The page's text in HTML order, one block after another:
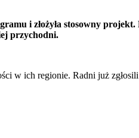
i złożyła stosowny
przychodni.
w ich regionie. Radni już